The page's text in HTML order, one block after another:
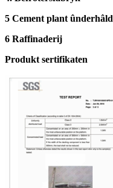
5 Cement plant ûnderhâld
6 Raffinaderij
Produkt sertifikaten